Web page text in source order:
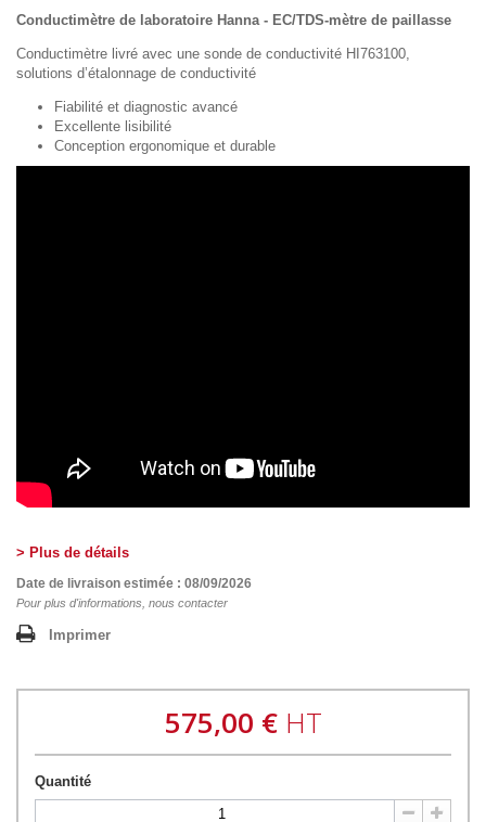
Conductimètre de laboratoire Hanna - EC/TDS-mètre de paillasse
Conductimètre livré avec une sonde de conductivité HI763100,
solutions d’étalonnage de conductivité
Fiabilité et diagnostic avancé
Excellente lisibilité
Conception ergonomique et durable
> Plus de détails
Date de livraison estimée : 08/09/2026
Pour plus d'informations, nous contacter
Imprimer
575,00 €HT
Quantité